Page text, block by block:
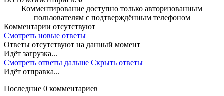
Комментирование доступно только авторизованным
пользователям с подтверждённым телефоном
Комментарии отсутствуют
Смотреть новые ответы
Ответы отсутствуют на данный момент
Идёт загрузка...
Смотреть ответы дальше Скрыть ответы
Идёт отправка...
Последние 0 комментариев